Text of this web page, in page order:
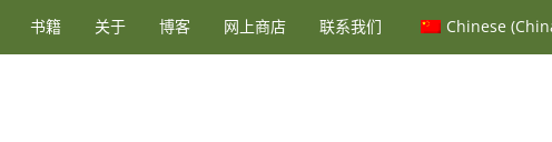
书籍 关于 博客 网上商店 联系我们 Chinese